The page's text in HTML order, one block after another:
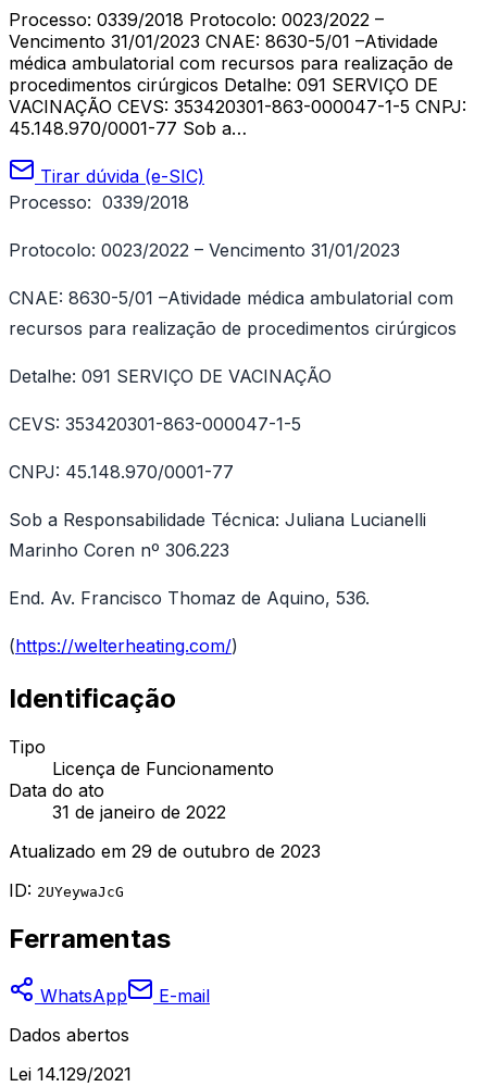
Processo: 0339/2018 Protocolo: 0023/2022 –
Vencimento 31/01/2023 CNAE: 8630-5/01 –Atividade
médica ambulatorial com recursos para realização de
procedimentos cirúrgicos Detalhe: 091 SERVIÇO DE
VACINAÇÃO CEVS: 353420301-863-000047-1-5 CNPJ:
45.148.970/0001-77 Sob a…
Tirar dúvida (e-SIC)
Processo: 0339/2018
Protocolo: 0023/2022 – Vencimento 31/01/2023
CNAE: 8630-5/01 –Atividade médica ambulatorial com
recursos para realização de procedimentos cirúrgicos
Detalhe: 091 SERVIÇO DE VACINAÇÃO
CEVS: 353420301-863-000047-1-5
CNPJ: 45.148.970/0001-77
Sob a Responsabilidade Técnica: Juliana Lucianelli
Marinho Coren nº 306.223
End. Av. Francisco Thomaz de Aquino, 536.
(https://welterheating.com/)
Identificação
Tipo
Licença de Funcionamento
Data do ato
31 de janeiro de 2022
Atualizado em 29 de outubro de 2023
ID: 2UYeywaJcG
Ferramentas
WhatsApp
E-mail
Dados abertos
Lei 14.129/2021